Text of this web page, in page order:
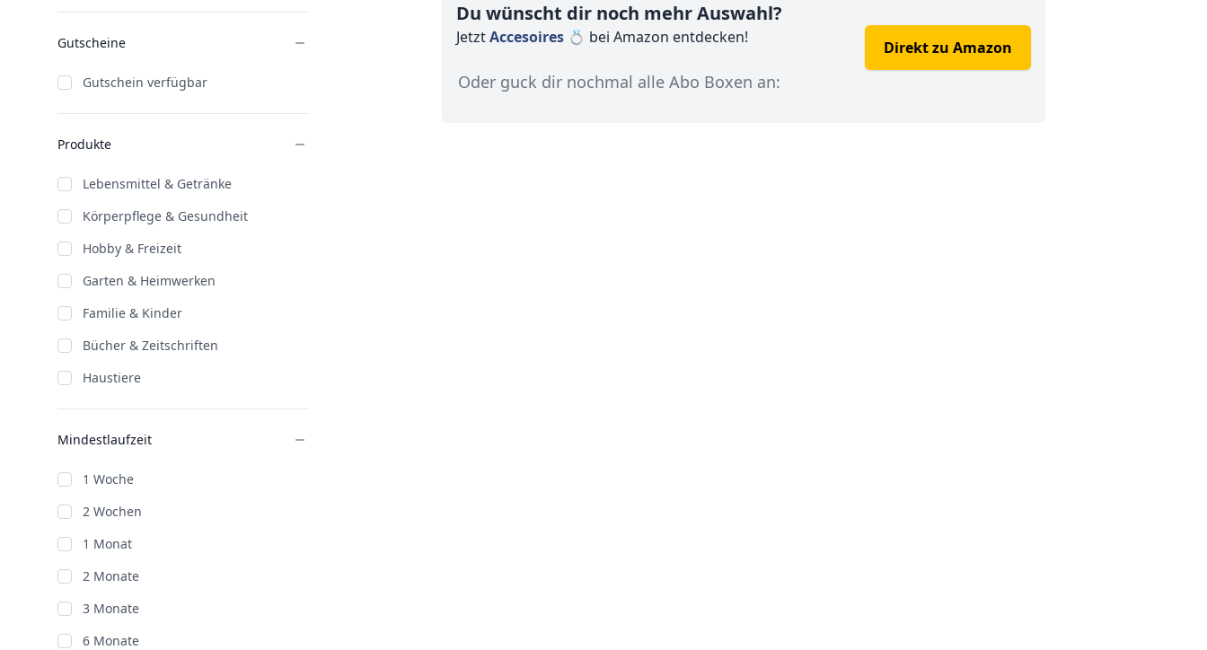
Gutscheine
Gutschein verfügbar
Produkte
Lebensmittel & Getränke
Körperpflege & Gesundheit
Hobby & Freizeit
Garten & Heimwerken
Familie & Kinder
Bücher & Zeitschriften
Haustiere
Mindestlaufzeit
1 Woche
2 Wochen
1 Monat
2 Monate
3 Monate
6 Monate
Du wünscht dir noch mehr Auswahl?
JetztAccesoires 💍 bei Amazon entdecken!
Oder guck dir nochmal alle Abo Boxen an:
Direkt zu Amazon